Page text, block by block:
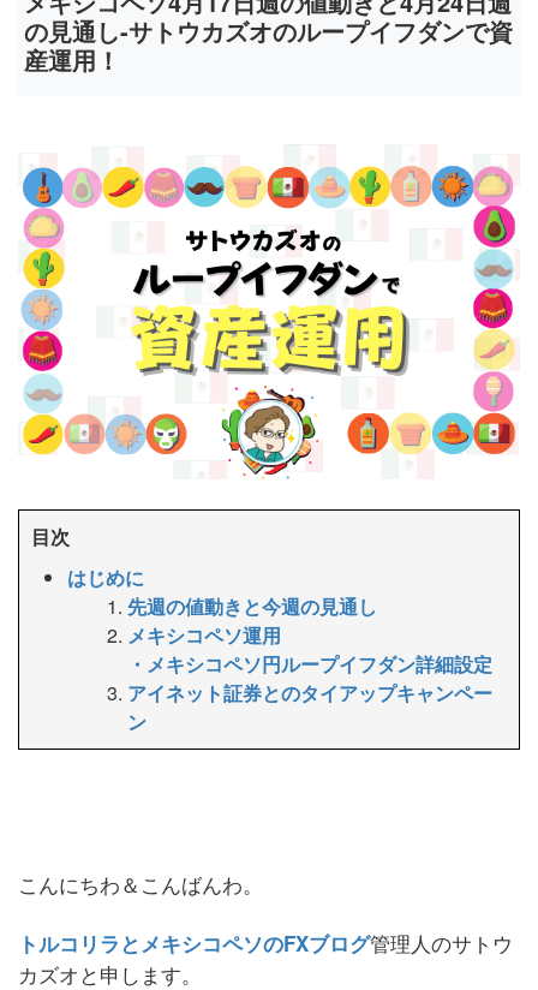
の見通し-サトウカズオのループイフダンで資
産運用！
目次
はじめに
先週の値動きと今週の見通し
メキシコペソ運用
・メキシコペソ円ループイフダン詳細設定
アイネット証券とのタイアップキャンペー
ン
こんにちわ＆こんばんわ。
トルコリラとメキシコペソのFXブログ管理人のサトウ
カズオと申します。